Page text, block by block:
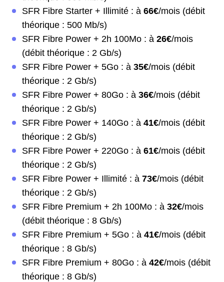
SFR Fibre Starter + Illimité : à 66€/mois (débit
théorique : 500 Mb/s)
SFR Fibre Power + 2h 100Mo : à 26€/mois
(débit théorique : 2 Gb/s)
SFR Fibre Power + 5Go : à 35€/mois (débit
théorique : 2 Gb/s)
SFR Fibre Power + 80Go : à 36€/mois (débit
théorique : 2 Gb/s)
SFR Fibre Power + 140Go : à 41€/mois (débit
théorique : 2 Gb/s)
SFR Fibre Power + 220Go : à 61€/mois (débit
théorique : 2 Gb/s)
SFR Fibre Power + Illimité : à 73€/mois (débit
théorique : 2 Gb/s)
SFR Fibre Premium + 2h 100Mo : à 32€/mois
(débit théorique : 8 Gb/s)
SFR Fibre Premium + 5Go : à 41€/mois (débit
théorique : 8 Gb/s)
SFR Fibre Premium + 80Go : à 42€/mois (débit
théorique : 8 Gb/s)